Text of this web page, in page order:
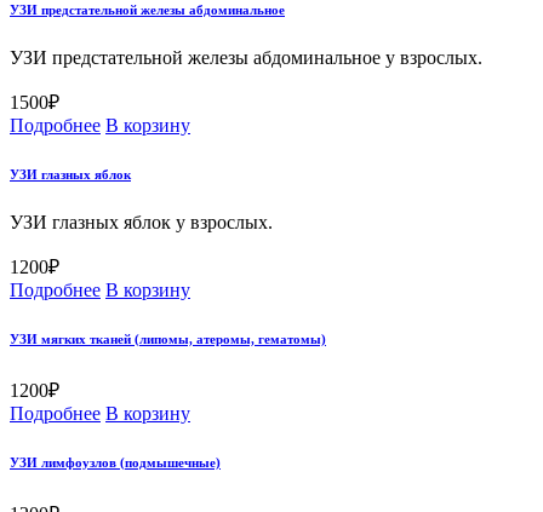
УЗИ предстательной железы абдоминальное
УЗИ предстательной железы абдоминальное у взрослых.
1500₽
Подробнее В корзину
УЗИ глазных яблок
УЗИ глазных яблок у взрослых.
1200₽
Подробнее В корзину
УЗИ мягких тканей (липомы, атеромы, гематомы)
1200₽
Подробнее В корзину
УЗИ лимфоузлов (подмышечные)